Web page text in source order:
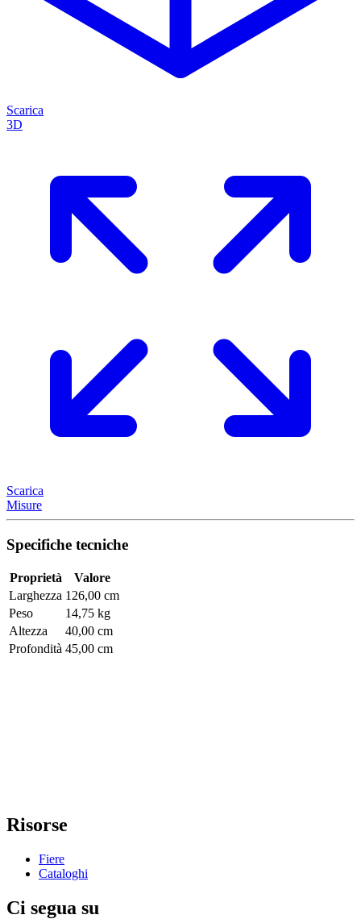
Scarica
3D
Scarica
Misure
Specifiche tecniche
Proprietà
Valore
Larghezza 126,00 cm
Peso
14,75 kg
Altezza
40,00 cm
Profondità 45,00 cm
Risorse
Fiere
Cataloghi
Ci segua su